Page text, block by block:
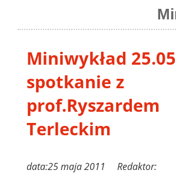
Miniwykład
spotkanie z
prof.Ryszardem
Terleckim
data:25 maja 2011 Redaktor: